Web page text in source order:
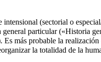
(sectorial o
particular («Historia
más probable la
la totalidad de la